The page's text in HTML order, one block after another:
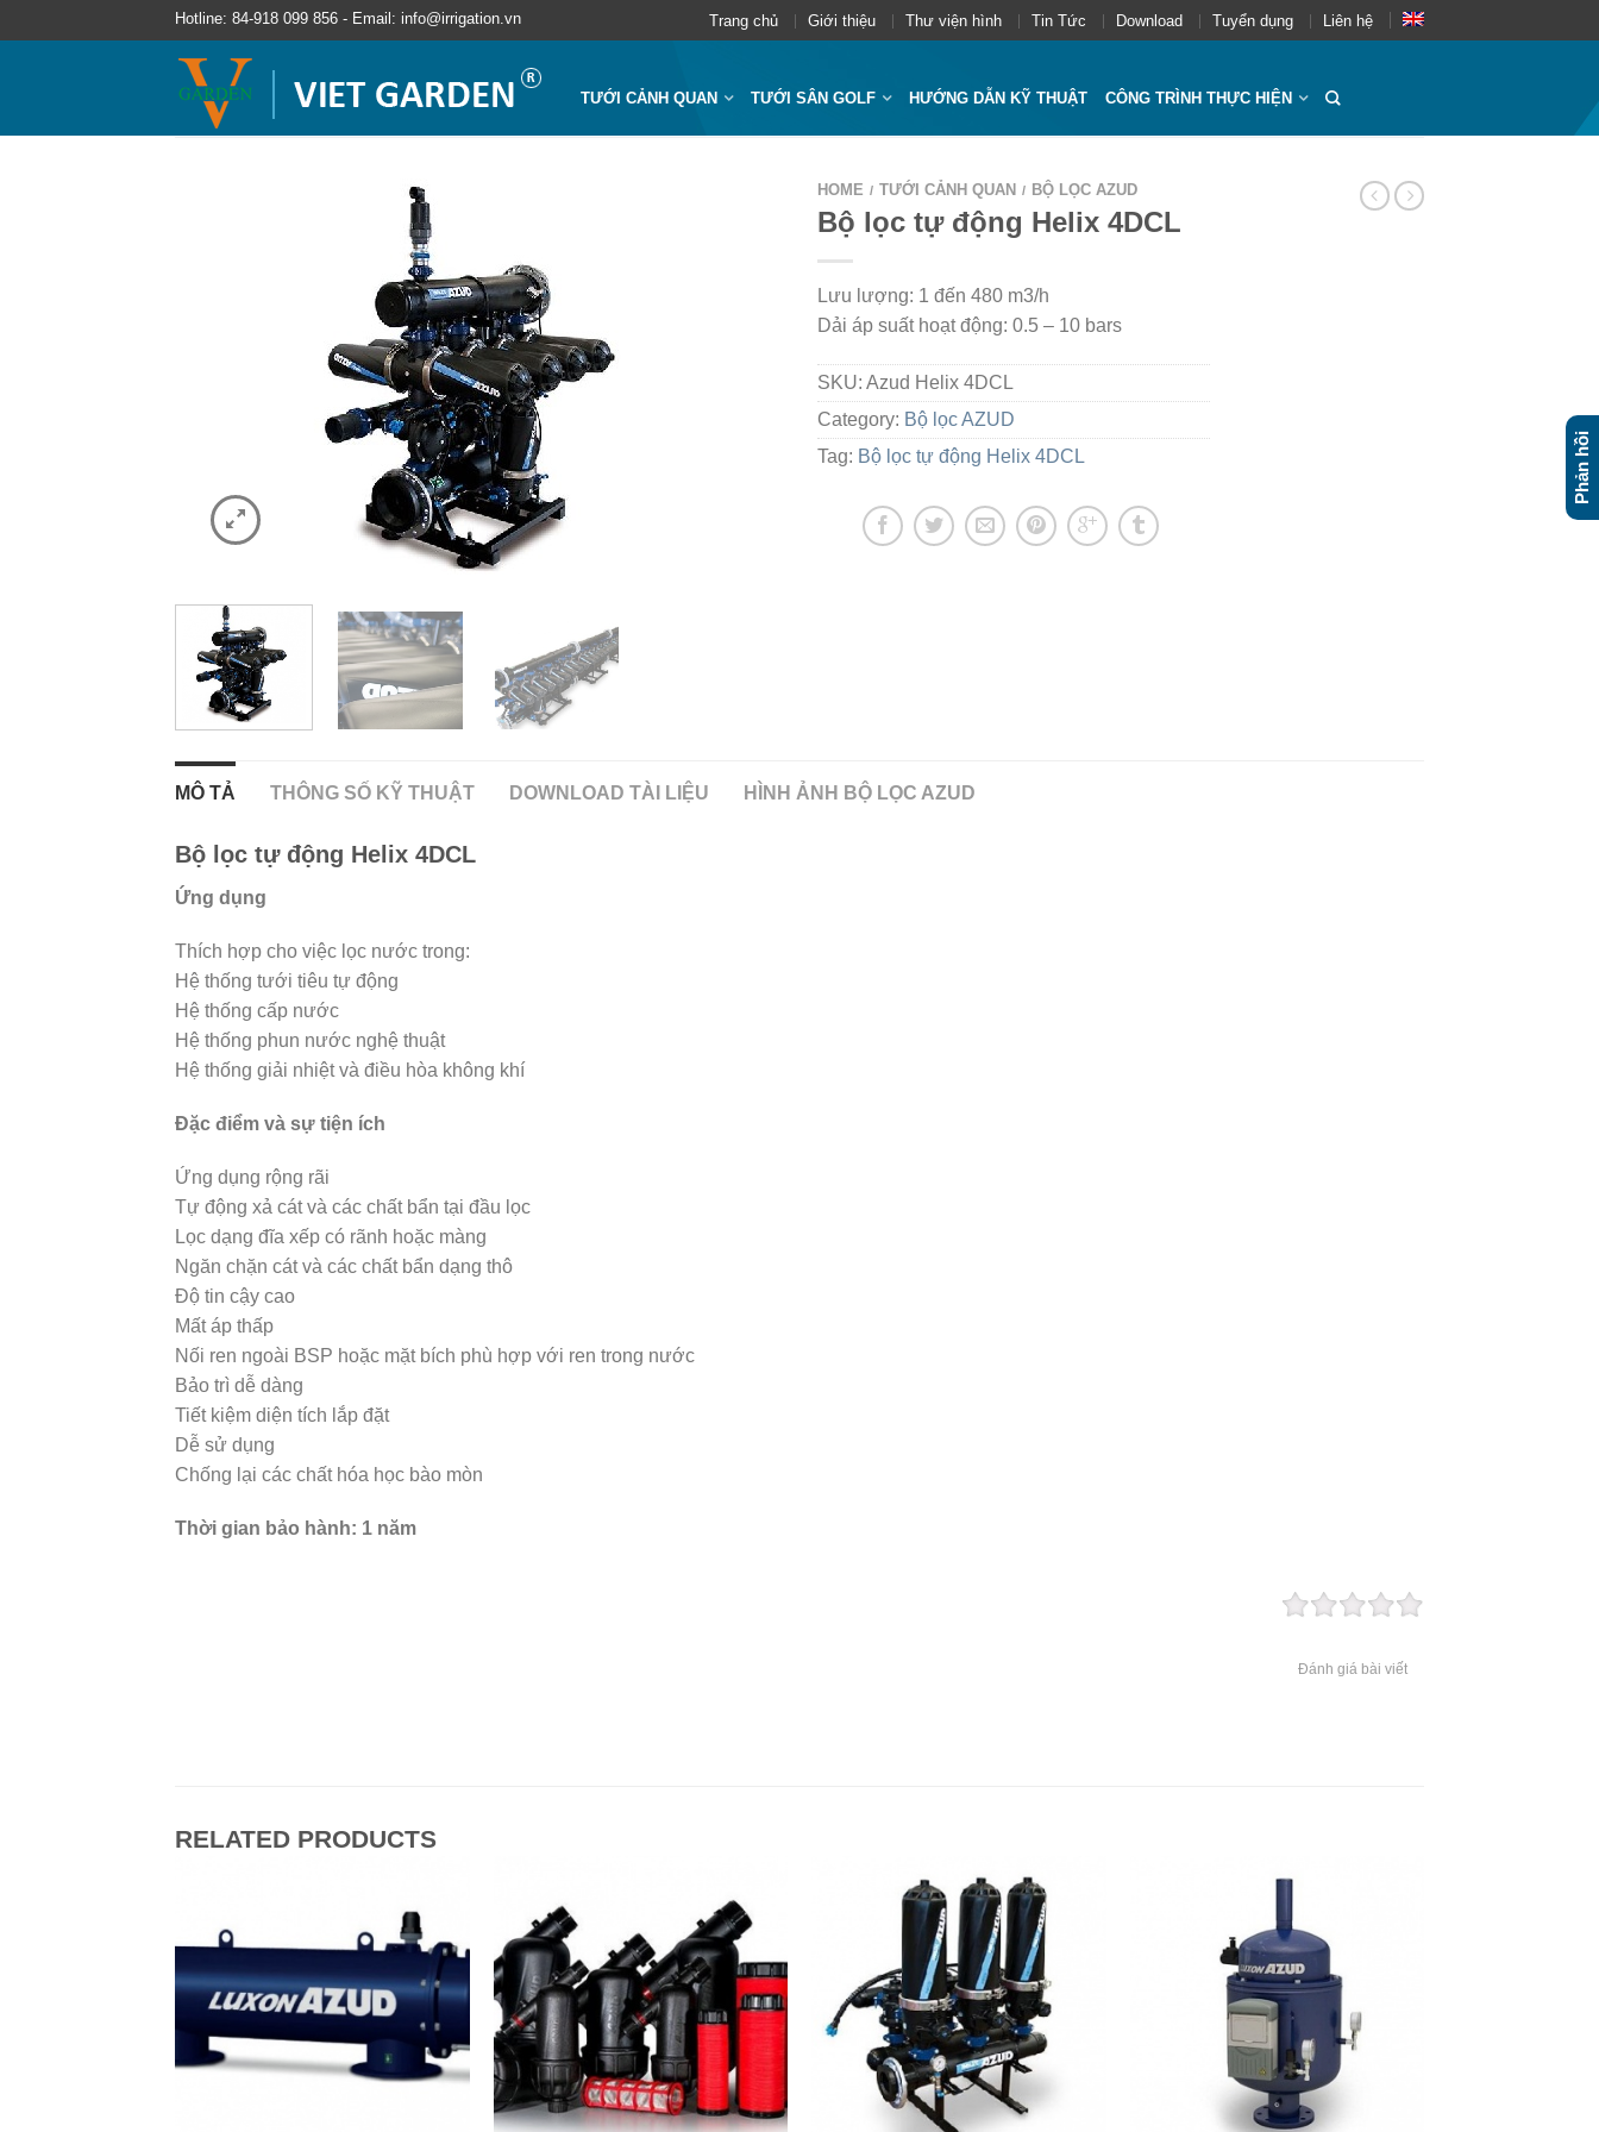
Hotline: 84-918 099 856 - Email: info@irrigation.vn Trang chủ Giới thiệu Thư viện hình Tin Tức Download Tuyển dụng Liên hệ
TƯỚI CẢNH QUAN TƯỚI SÂN GOLF HƯỚNG DẪN KỸ THUẬT CÔNG TRÌNH THỰC HIỆN
HOME / TƯỚI CẢNH QUAN / BỘ LỌC AZUD
Bộ lọc tự động Helix 4DCL
Lưu lượng: 1 đến 480 m3/h
Dải áp suất hoạt động: 0.5 – 10 bars
SKU: Azud Helix 4DCL
Category: Bộ lọc AZUD
Tag: Bộ lọc tự động Helix 4DCL
MÔ TẢ THÔNG SỐ KỸ THUẬT DOWNLOAD TÀI LIỆU HÌNH ẢNH BỘ LỌC AZUD
Bộ lọc tự động Helix 4DCL
Ứng dụng
Thích hợp cho việc lọc nước trong:
Hệ thống tưới tiêu tự động
Hệ thống cấp nước
Hệ thống phun nước nghệ thuật
Hệ thống giải nhiệt và điều hòa không khí
Đặc điểm và sự tiện ích
Ứng dụng rộng rãi
Tự động xả cát và các chất bẩn tại đầu lọc
Lọc dạng đĩa xếp có rãnh hoặc màng
Ngăn chặn cát và các chất bẩn dạng thô
Độ tin cậy cao
Mất áp thấp
Nối ren ngoài BSP hoặc mặt bích phù hợp với ren trong nước
Bảo trì dễ dàng
Tiết kiệm diện tích lắp đặt
Dễ sử dụng
Chống lại các chất hóa học bào mòn
Thời gian bảo hành: 1 năm
Đánh giá bài viết
RELATED PRODUCTS
Phản hồi